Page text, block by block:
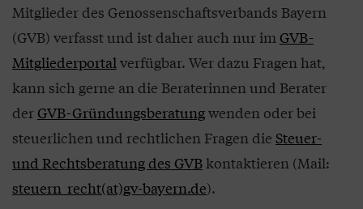
Mitglieder des Genossenschaftsverbands Bayern
(GVB) verfasst und ist daher auch nur im GVB-
Mitgliederportal verfügbar. Wer dazu Fragen hat,
kann sich gerne an die Beraterinnen und Berater
der GVB-Gründungsberatungwenden oder bei
steuerlichen und rechtlichen Fragen die Steuer-
und Rechtsberatung des GVB kontaktieren (Mail:
steuern_recht(at)gv-bayern.de).